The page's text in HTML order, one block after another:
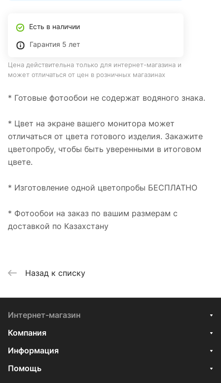
Есть в наличии
Гарантия 5 лет
Цена действительна только для интернет-магазина и
может отличаться от цен в розничных магазинах
* Готовые фотообои не содержат водяного знака.
* Цвет на экране вашего монитора может
отличаться от цвета готового изделия. Закажите
цветопробу, чтобы быть уверенными в итоговом
цвете.
* Изготовление одной цветопробы БЕСПЛАТНО
* Фотообои на заказ по вашим размерам с
доставкой по Казахстану
Назад к списку
Интернет-магазин
Компания
Информация
Помощь